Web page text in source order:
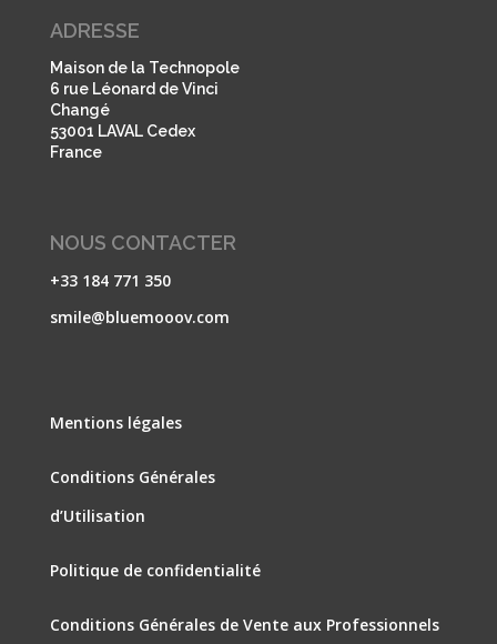
ADRESSE
Maison de la Technopole
6 rue Léonard de Vinci
Changé
53001 LAVAL Cedex
France
NOUS CONTACTER
+33 184 771 350
smile@bluemooov.com
Mentions légales
Conditions Générales
d’Utilisation
Politique de confidentialité
Conditions Générales de Vente aux Professionnels